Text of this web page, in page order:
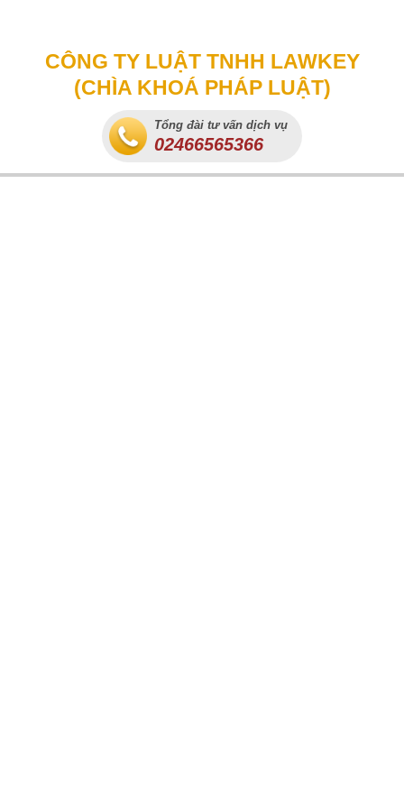
CÔNG TY LUẬT TNHH LAWKEY
(CHÌA KHOÁ PHÁP LUẬT)
Tổng đài tư vấn dịch vụ
02466565366